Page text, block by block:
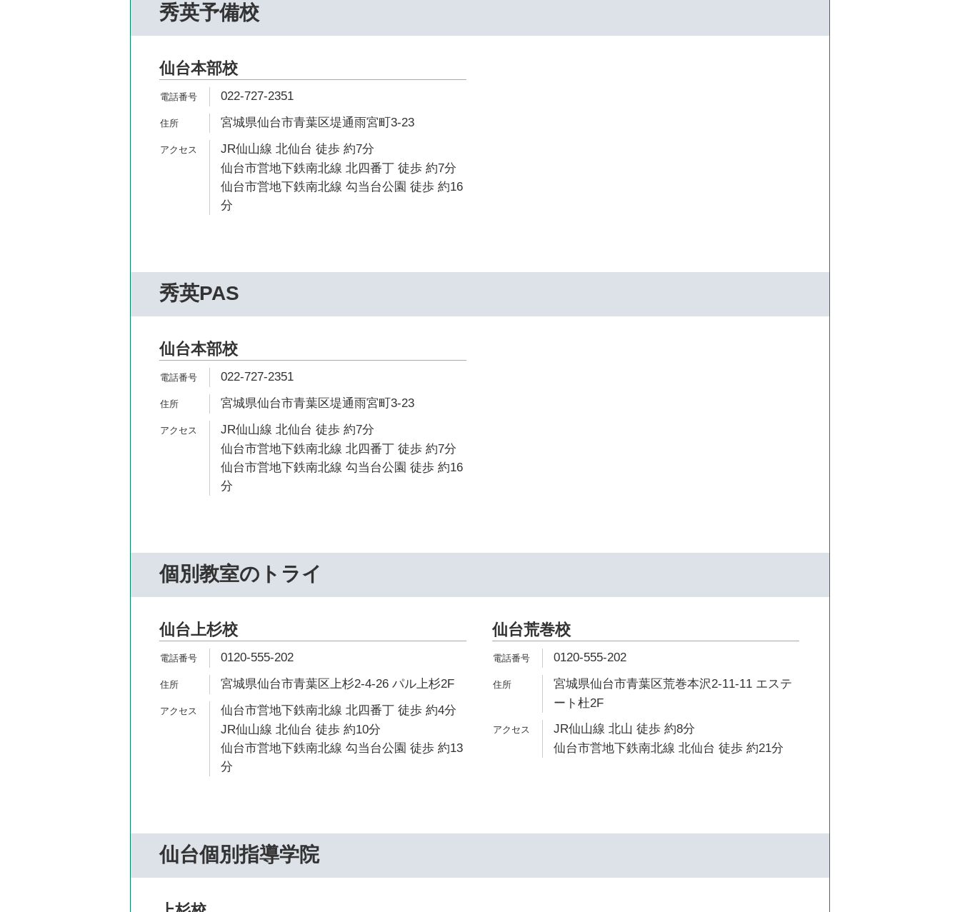
秀英予備校
仙台本部校
022-727-2351
宮城県仙台市青葉区堤通雨宮町3-23
JR仙山線 北仙台 徒歩 約7分
仙台市営地下鉄南北線 北四番丁 徒歩 約7分
仙台市営地下鉄南北線 勾当台公園 徒歩 約16
分
秀英PAS
仙台本部校
022-727-2351
宮城県仙台市青葉区堤通雨宮町3-23
JR仙山線 北仙台 徒歩 約7分
仙台市営地下鉄南北線 北四番丁 徒歩 約7分
仙台市営地下鉄南北線 勾当台公園 徒歩 約16
分
個別教室のトライ
仙台上杉校
0120-555-202
宮城県仙台市青葉区上杉2-4-26 パル上杉2F
仙台市営地下鉄南北線 北四番丁 徒歩 約4分
JR仙山線 北仙台 徒歩 約10分
仙台市営地下鉄南北線 勾当台公園 徒歩 約13
分
仙台荒巻校
0120-555-202
宮城県仙台市青葉区荒巻本沢2-11-11 エステ
ート杜2F
JR仙山線 北山 徒歩 約8分
仙台市営地下鉄南北線 北仙台 徒歩 約21分
仙台個別指導学院